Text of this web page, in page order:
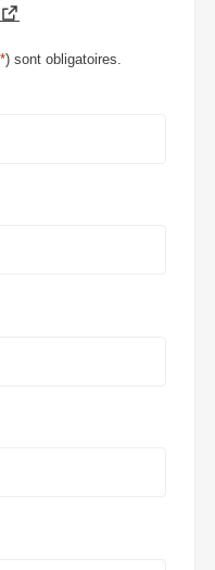
*) sont obligatoires.